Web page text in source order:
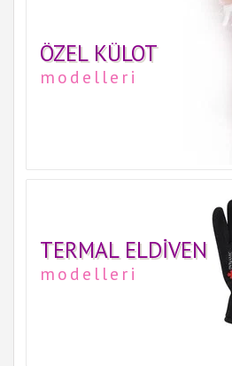
ÖZEL KÜLOT
modelleri
TERMAL ELDIVEN
modelleri